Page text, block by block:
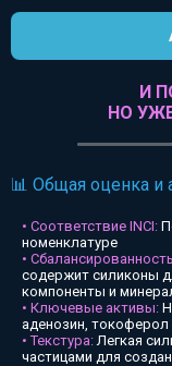
И
НО
📊 Общая оценка и
• Соответствие INCI:
номенклатуре
•
содержит силиконы
компоненты и
• Ключевые активы:
аденозин, токоферол
• Текстура:Легкая
частицами для